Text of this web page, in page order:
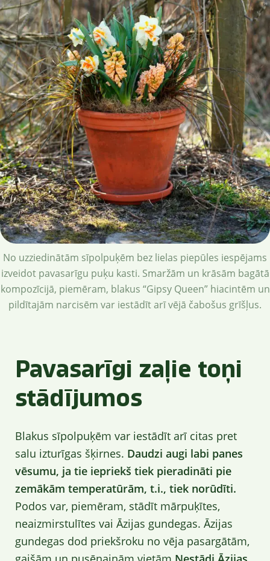
No uzziedinātām sīpolpuķēm bez lielas piepūles iespējams
izveidot pavasarīgu puķu kasti. Smaržām un krāsām bagātā
kompozīcijā, piemēram, blakus “Gipsy Queen” hiacintēm un
pildītajām narcisēm var iestādīt arī vējā čabošus grīšļus.
Pavasarīgi zaļie toņi
stādījumos
Blakus sīpolpuķēm var iestādīt arī citas pret
salu izturīgas šķirnes. Daudzi augi labi panes
vēsumu, ja tie iepriekš tiek pieradināti pie
zemākām temperatūrām, t.i., tiek norūdīti.
Podos var, piemēram, stādīt mārpuķītes,
neaizmirstulītes vai Āzijas gundegas. Āzijas
gundegas dod priekšroku no vēja pasargātām,